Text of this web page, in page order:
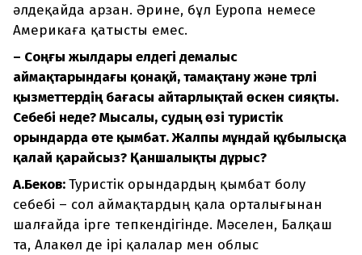
әлдеқайда арзан. Әрине, бұл Еуропа немесе
Америкаға қатысты емес.
– Соңғы жылдары елдегі демалыс
аймақтарындағы қонақүй, тамақтану және түрлі
қызметтердің бағасы айтарлықтай өскен сияқты.
Себебі неде? Мысалы, судың өзі туристік
орындарда өте қымбат. Жалпы мұндай құбылысқа
қалай қарайсыз? Қаншалықты дұрыс?
А.Беков:Туристік орындардың қымбат болу
себебі – сол аймақтардың қала орталығынан
шалғайда ірге тепкендігінде. Мәселен, Балқаш
та, Алакөл де ірі қалалар мен облыс